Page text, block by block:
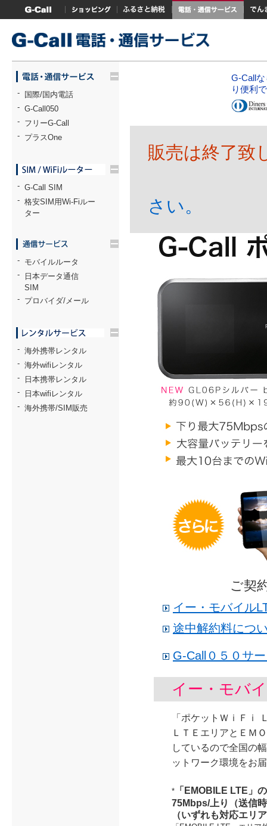
-
国際/国内電話
- G-Call050
- フリーG-Call
- プラスOne
- G-Call SIM
- 格安SIM用Wi-Fiルー
ター
- モバイルルータ
-
日本データ通信
SIM
- プロバイダ/メール
- 海外携帯レンタル
- 海外wifiレンタル
-
日本携帯レンタル
-
日本wifiレンタル
- 海外携帯/SIM販売
G-Call
り便利
販売は終了致
さい。
ご契
イー・モバイル
途中解約料につ
G-Call０５０サ
イー・モバ
「ポケットＷｉＦｉ
ＬＴＥエリアとＥＭ
しているので全国の
ットワーク環境をお
* 「EMOBILE LTE」
75Mbps/上り（送信
（いずれも対応エリ